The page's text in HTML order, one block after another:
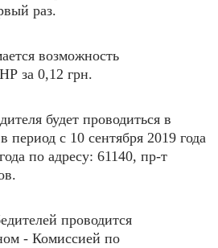
раз.
возможность
за 0,12 грн.
будет проводиться в
период с 10 сентября 2019 года
по адресу: 61140, пр-т
проводится
- Комиссией по